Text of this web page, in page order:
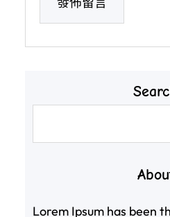
Lorem Ipsum has been